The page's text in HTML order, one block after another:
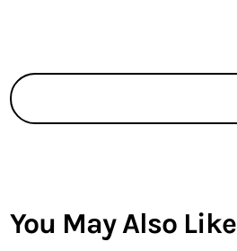
You May Also Like